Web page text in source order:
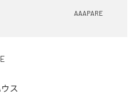
AAAPARE
ス